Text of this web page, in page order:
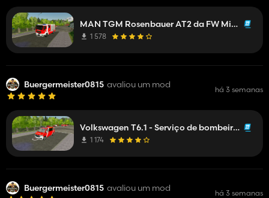
MAN TGM Rosenbauer AT2 da FW Mittelberg
1 578
Buergermeister0815 avaliou um mod há 3 semanas
Volkswagen T6.1 - Serviço de bombeiros ELW 1 A
1 174
Buergermeister0815 avaliou um mod há 3 semanas